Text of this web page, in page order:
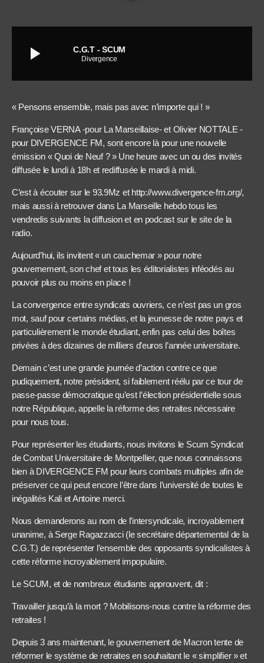
play_arrow C.G.T - SCUM
Divergence
« Pensons ensemble, mais pas avec n’importe qui ! »
Françoise VERNA -pour La Marseillaise- et Olivier NOTTALE -
pour DIVERGENCE FM, sont encore là pour une nouvelle
émission « Quoi de Neuf ? » Une heure avec un ou des invités
diffusée le lundi à 18h et rediffusée le mardi à midi.
C’est à écouter sur le 93.9Mz et http://www.divergence-fm.org/,
mais aussi à retrouver dans La Marseille hebdo tous les
vendredis suivants la diffusion et en podcast sur le site de la
radio.
Aujourd’hui, ils invitent « un cauchemar » pour notre
gouvernement, son chef et tous les éditorialistes inféodés au
pouvoir plus ou moins en place !
La convergence entre syndicats ouvriers, ce n’est pas un gros
mot, sauf pour certains médias, et la jeunesse de notre pays et
particulièrement le monde étudiant, enfin pas celui des boîtes
privées à des dizaines de milliers d’euros l’année universitaire.
Demain c’est une grande journée d’action contre ce que
pudiquement, notre président, si faiblement réélu par ce tour de
passe-passe démocratique qu’est l’élection présidentielle sous
notre République, appelle la réforme des retraites nécessaire
pour nous tous.
Pour représenter les étudiants, nous invitons le Scum Syndicat
de Combat Universitaire de Montpellier, que nous connaissons
bien à DIVERGENCE FM pour leurs combats multiples afin de
préserver ce qui peut encore l’être dans l’université de toutes le
inégalités Kali et Antoine merci.
Nous demanderons au nom de l’intersyndicale, incroyablement
unanime, à Serge Ragazzacci (le secrétaire départemental de la
C.G.T.) de représenter l’ensemble des opposants syndicalistes à
cette réforme incroyablement impopulaire.
Le SCUM, et de nombreux étudiants approuvent, dit :
Travailler jusqu’à la mort ? Mobilisons-nous contre la réforme des
retraites !
Depuis 3 ans maintenant, le gouvernement de Macron tente de
réformer le système de retraites en souhaitant le « simplifier » et